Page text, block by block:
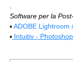
Software per la
▪️ ADOBE Lightroom
▪️ Intuitiv -